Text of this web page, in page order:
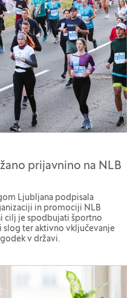
prijavnino na NLB
Ljubljana podpisala
in promociji NLB
cilj je spodbujati športno
slog ter aktivno vključevanje
v državi.